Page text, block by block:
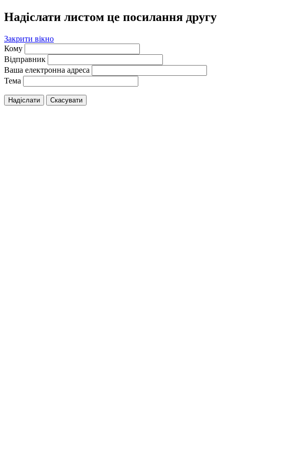
Надіслати листом це посилання другу
Закрити вікно
Кому
Відправник
Ваша електронна адреса
Тема
Надіслати Скасувати